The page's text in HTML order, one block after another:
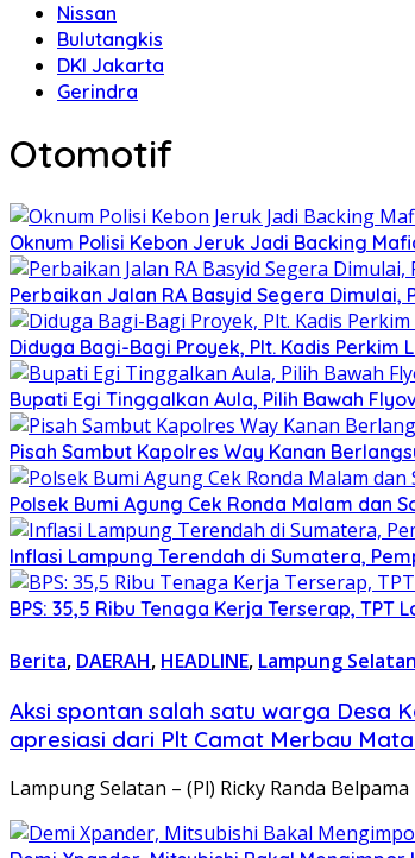
Nissan
Bulutangkis
DKI Jakarta
Gerindra
Otomotif
Oknum Polisi Kebon Jeruk Jadi Backing
Perbaikan Jalan RA Basyid Segera
Diduga Bagi-Bagi Proyek, Plt. Kadis Perkim
Bupati Egi Tinggalkan Aula, Pilih Bawah
Pisah Sambut Kapolres Way Kanan
Polsek Bumi Agung Cek Ronda Malam dan
Inflasi Lampung Terendah di Sumatera,
BPS: 35,5 Ribu Tenaga Kerja Terserap, TPT
Berita, DAERAH, HEADLINE, Lampung Selatan
Aksi spontan salah satu warga Desa
apresiasi dari Plt Camat Merbau
Lampung Selatan – (Pl) Ricky Randa